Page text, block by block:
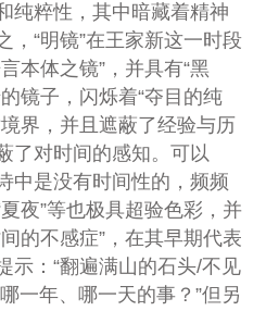
纯粹性，其中暗藏着精神
，“明镜”在王家新这一时段
本体之镜”，并具有“黑
镜子，闪烁着“夺目的纯
界，并且遮蔽了经验与历
了对时间的感知。可以
中是没有时间性的，频频
夜”等也极具超验色彩，并
的不感症”，在其早期代表
示：“翻遍满山的石头/不见
一年、哪一天的事？”但另